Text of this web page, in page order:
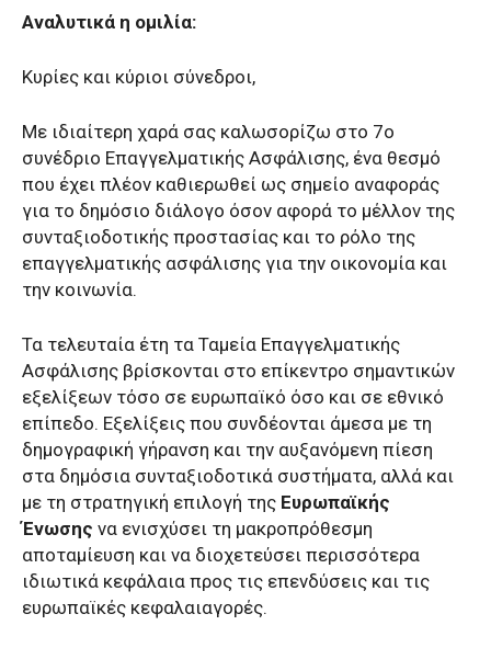
Αναλυτικά η ομιλία:
Κυρίες και κύριοι σύνεδροι,
Με ιδιαίτερη χαρά σας καλωσορίζω στο 7ο
συνέδριο Επαγγελματικής Ασφάλισης, ένα θεσμό
που έχει πλέον καθιερωθεί ως σημείο αναφοράς
για το δημόσιο διάλογο όσον αφορά το μέλλον της
συνταξιοδοτικής προστασίας και το ρόλο της
επαγγελματικής ασφάλισης για την οικονομία και
την κοινωνία.
Τα τελευταία έτη τα Ταμεία Επαγγελματικής
Ασφάλισης βρίσκονται στο επίκεντρο σημαντικών
εξελίξεων τόσο σε ευρωπαϊκό όσο και σε εθνικό
επίπεδο. Εξελίξεις που συνδέονται άμεσα με τη
δημογραφική γήρανση και την αυξανόμενη πίεση
στα δημόσια συνταξιοδοτικά συστήματα, αλλά και
με τη στρατηγική επιλογή της Ευρωπαϊκής
Ένωσης να ενισχύσει τη μακροπρόθεσμη
αποταμίευση και να διοχετεύσει περισσότερα
ιδιωτικά κεφάλαια προς τις επενδύσεις και τις
ευρωπαϊκές κεφαλαιαγορές.